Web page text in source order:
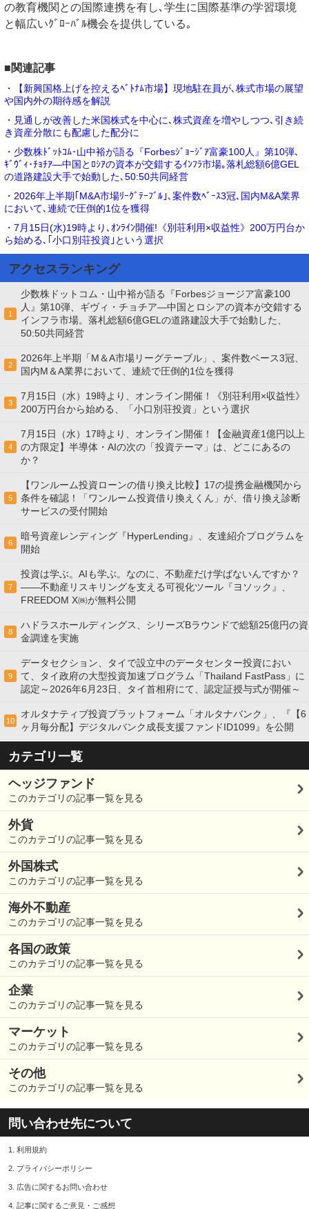
の教育機関との国際連携を有し､学生に国際基準の学習環境
と幅広いｸﾞﾛｰﾊﾞﾙ機会を提供している｡
■関連記事
・【新興国格上げを控えるﾍﾞﾄﾅﾑ市場】現地駐在員が､株式市場の展望
や国内外の期待感を解説
・見通しが改善した米国株式を中心に､株式資産を増やしつつ､引き続
き資産分散にも配慮した配分に
・少数株ﾄﾞｯﾄｺﾑ･山中裕が語る『Forbesｼﾞｮｰｼﾞｱ富豪100人』第10弾､
ｷﾞｳﾞｨ･ﾁｮﾁｱ―中国とﾛｼｱの資本が交錯するｲﾝﾌﾗ市場｡落札総額6億GEL
の道路建設大手で始動した､50:50共同経営
・2026年上半期｢M&A市場ﾘｰｸﾞﾃｰﾌﾞﾙ｣､案件数ﾍﾞｰｽ3冠､国内M&A業界
において､連続で圧倒的1位を獲得
・7月15日(水)19時より､ｵﾝﾗｲﾝ開催!《別荘利用×収益性》200万円台か
ら始める､｢小口別荘投資｣という選択
アクセスランキング
1
少数株ドットコム・山中裕が語る『Forbesジョージア富豪100
人』第10弾、ギヴィ・チョチア―中国とロシアの資本が交錯する
インフラ市場。落札総額6億GELの道路建設大手で始動した、
50:50共同経営
2
2026年上半期「M＆A市場リーグテーブル」、案件数ベース3冠、
国内M＆A業界において、連続で圧倒的1位を獲得
3
7月15日（水）19時より、オンライン開催！《別荘利用×収益性》
200万円台から始める、「小口別荘投資」という選択
4
7月15日（水）17時より、オンライン開催！【金融資産1億円以上
の方限定】半導体・AIの次の「投資テーマ」は、どこにあるの
か？
5
【ワンルーム投資ローンの借り換え比較】17の提携金融機関から
条件を確認！「ワンルーム投資借り換えくん」が、借り換え診断
サービスの受付開始
6
暗号資産レンディング『HyperLending』、友達紹介プログラムを
開始
7
投資は学ぶ。AIも学ぶ。なのに、不動産だけ学ばないんですか？
——不動産リスキリングを支える可視化ツール『ヨソック』、
FREEDOM X㈱が無料公開
8
ハドラスホールディングス、シリーズBラウンドで総額25億円の資
金調達を実施
9
データセクション、タイで設立中のデータセンター投資におい
て、タイ政府の大型投資加速プログラム「Thailand FastPass」に
認定～2026年6月23日、タイ首相府にて、認定証授与式が開催～
10
オルタナティブ投資プラットフォーム「オルタナバンク」、『【6
ヶ月毎分配】デジタルバンク成長支援ファンドID1099』を公開
カテゴリ一覧
ヘッジファンド
このカテゴリの記事一覧を見る
外貨
このカテゴリの記事一覧を見る
外国株式
このカテゴリの記事一覧を見る
海外不動産
このカテゴリの記事一覧を見る
各国の政策
このカテゴリの記事一覧を見る
企業
このカテゴリの記事一覧を見る
マーケット
このカテゴリの記事一覧を見る
その他
このカテゴリの記事一覧を見る
問い合わせ先について
1. 利用規約
2. プライバシーポリシー
3. 広告に関するお問い合わせ
4. 記事に関するご意見・ご感想